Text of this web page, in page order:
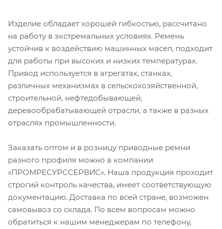
Изделие обладает хорошей гибкостью, рассчитано
на работу в экстремальных условиях. Ремень
устойчив к воздействию машинных масел, подходит
для работы при высоких и низких температурах.
Привод используется в агрегатах, станках,
различных механизмах в сельскохозяйственной,
строительной, нефтедобывающей,
деревообрабатывающей отрасли, а также в разных
отраслях промышленности.
Заказать оптом и в розницу приводные ремни
разного профиля можно в компании
«ПРОМРЕСУРССЕРВИС». Наша продукция проходит
строгий контроль качества, имеет соответствующую
документацию. Доставка по всей стране, возможен
самовывоз со склада. По всем вопросам можно
обратиться к нашим менеджерам по телефону,